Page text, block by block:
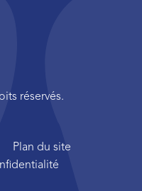
réservés.
Plan du site